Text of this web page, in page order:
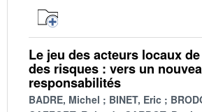
Le jeu des acteurs locaux
des risques : vers un
responsabilités
BADRE, Michel BINET, Eric